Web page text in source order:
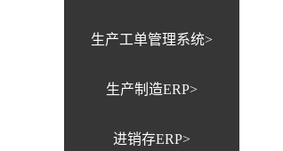
生产工单管理系统>
生产制造ERP>
进销存ERP>